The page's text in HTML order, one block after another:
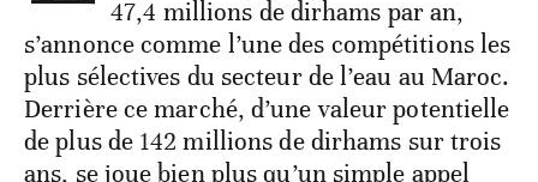
47,4 millions de dirhams par an,
s’annonce comme l’une des compétitions les
plus sélectives du secteur de l’eau au Maroc.
Derrière ce marché, d’une valeur potentielle
de plus de 142 millions de dirhams sur trois
ans, se joue bien plus qu’un simple appel